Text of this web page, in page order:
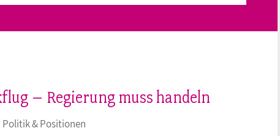
– Regierung muss handeln
Politik & Positionen